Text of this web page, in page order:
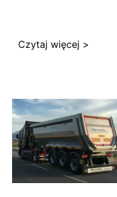
Czytaj więcej >